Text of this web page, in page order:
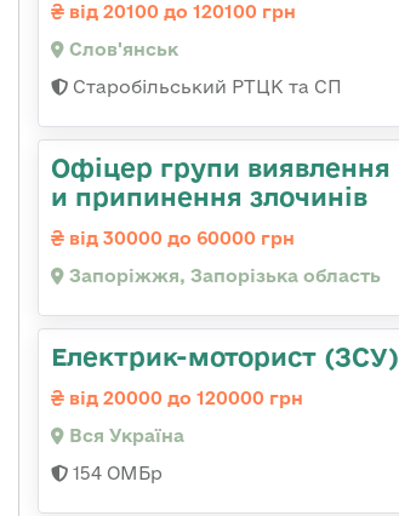
від 20100 до 120100 грн
Слов'янськ
Старобільський РТЦК та СП
Офіцер групи виявлення
и припинення злочинів
від 30000 до 60000 грн
Запоріжжя, Запорізька область
Електрик-моторист (ЗСУ)
від 20000 до 120000 грн
Вся Україна
154 ОМБр